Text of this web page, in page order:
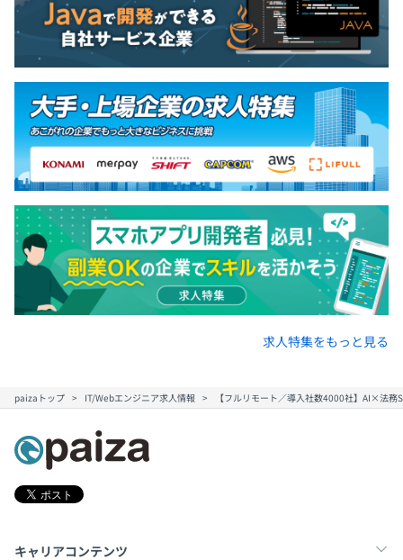
求人特集をもっと見る
paizaトップ IT/Webエンジニア求人情報 【フルリモート／導入社数4000社】AI×法
キャリアコンテンツ